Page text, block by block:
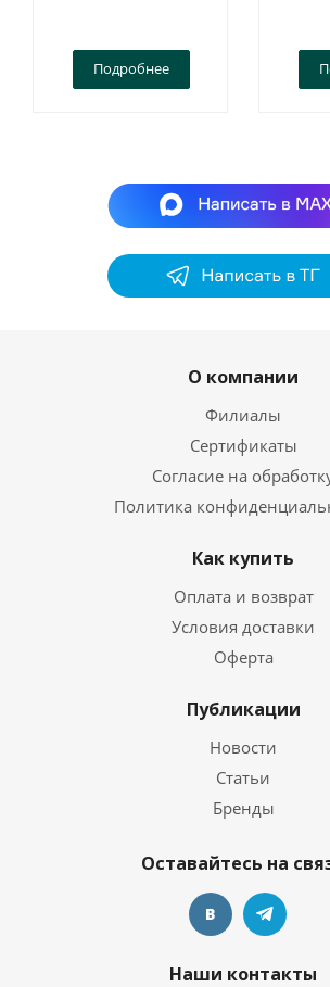
Подробнее
О компании
Филиалы
Сертификаты
Согласие на
Политика
Как купить
Оплата и возврат
Условия доставки
Оферта
Публикации
Новости
Статьи
Бренды
Оставайтесь на
Наши контакты